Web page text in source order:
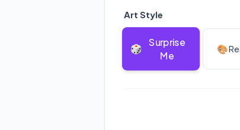
Art Style
🎲
Surprise
Me
🎨